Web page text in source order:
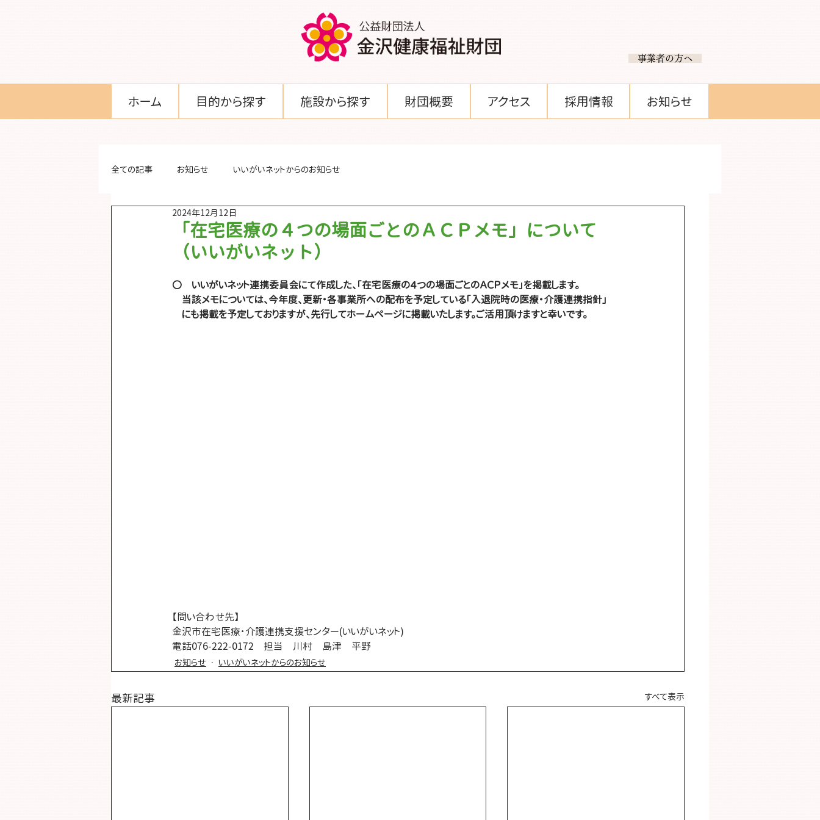
​ 事業者の方へ
ホーム 目的から探す 施設から探す 財団概要 アクセス 採用情報 お知らせ
全ての記事 お知らせ いいがいネットからのお知らせ
「在宅医療の４つの場面ごとのＡＣＰメモ」について
（いいがいネット）
2024年12月12日
〇 いいがいネット連携委員会にて作成した、「在宅医療の４つの場面ごとのＡＣＰメモ」を掲載します。
当該メモについては、今年度、更新・各事業所への配布を予定している「入退院時の医療・介護連携指針」
にも掲載を予定しておりますが、先行してホームページに掲載いたします。ご活用頂けますと幸いです。
【問い合わせ先】
金沢市在宅医療･介護連携支援センター(いいがいネット)
電話076-222-0172　担当　川村　島津　平野
お知らせ いいがいネットからのお知らせ
最新記事 すべて表示